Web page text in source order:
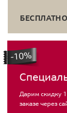
БЕСПЛАТНО
Дарим скидку
заказе через